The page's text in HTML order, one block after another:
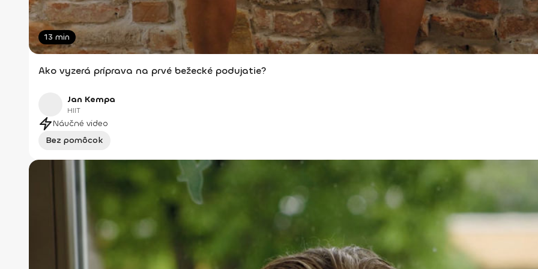
13 min
Ako vyzerá príprava na prvé bežecké podujatie?
Jan Kempa
HIIT
Náučné video
Bez pomôcok